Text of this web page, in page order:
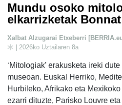
Mundu osoko
elkarrizketak
Xalbat Alzugarai Etxeberri
| 2026ko Uztailaren 8a
‘Mitologiak' erakusketa ireki
museoan. Euskal Herriko,
Hurbileko, Afrikako eta
ezarri dituzte, Parisko Louvre